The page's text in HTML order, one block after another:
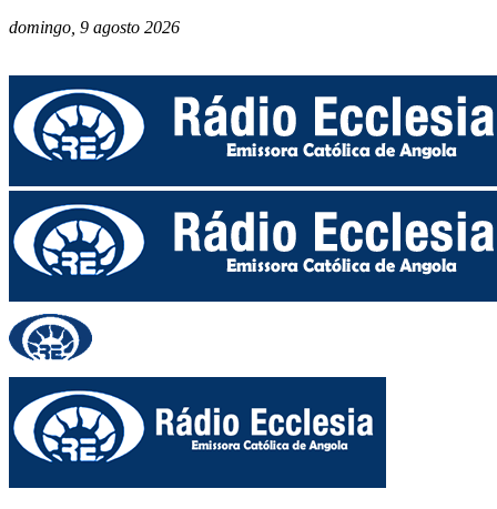
domingo, 9 agosto 2026